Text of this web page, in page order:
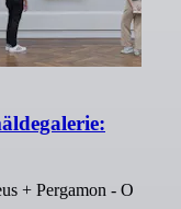
+ Pergamon - O